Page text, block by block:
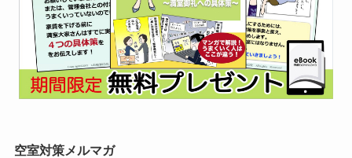
空室対策メルマガ